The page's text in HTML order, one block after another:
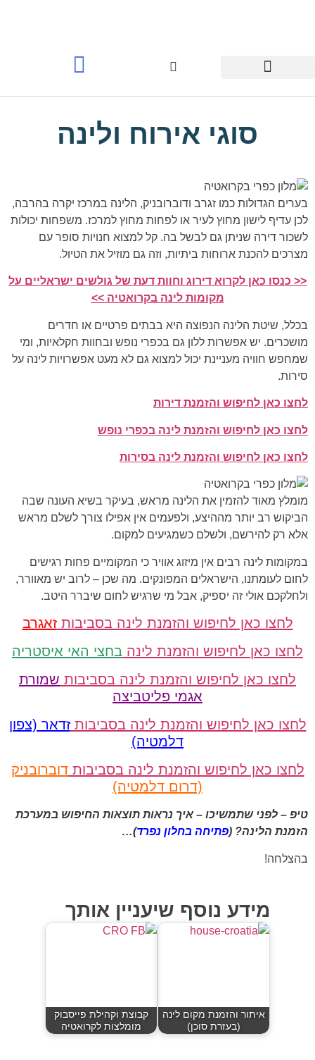
סוגי אירוח ולינה
בערים הגדולות כמו זגרב ודוברובניק, הלינה במרכז יקרה בהרבה,
לכן עדיף לישון מחוץ לעיר או לפחות מחוץ למרכז. משפחות יכולות
לשכור דירה שניתן גם לבשל בה. קל למצוא חנויות סופר עם
מצרכים להכנת ארוחות ביתיות, וזה גם מוזיל את הטיול.
<< כנסו כאן לקרוא דירוג וחוות דעת של גולשים ישראליים על
מקומות לינה בקרואטיה >>
בכלל, שיטת הלינה הנפוצה היא בבתים פרטיים או חדרים
מושכרים. יש אפשרות ללון גם בכפרי נופש ובחוות חקלאיות, ומי
שמחפש חוויה מעניינת יכול למצוא גם לא מעט אפשרויות לינה על
סירות.
לחצו כאן לחיפוש והזמנת דירות
לחצו כאן לחיפוש והזמנת לינה בכפרי נופש
לחצו כאן לחיפוש והזמנת לינה בסירות
מומלץ מאוד להזמין את הלינה מראש, בעיקר בשיא העונה שבה
הביקוש רב יותר מההיצע, ולפעמים אין אפילו צורך לשלם מראש
אלא רק להירשם, ולשלם כשמגיעים למקום.
במקומות לינה רבים אין מיזוג אוויר כי המקומיים פחות רגישים
לחום לעומתנו, הישראלים המפונקים. מה שכן – לרוב יש מאוורר,
ולחלקכם אולי זה יספיק, אבל מי שרגיש לחום שיברר היטב.
לחצו כאן לחיפוש והזמנת לינה בסביבותזאגרב
לחצו כאן לחיפוש והזמנת לינה בחצי האי איסטריה
לחצו כאן לחיפוש והזמנת לינה בסביבות שמורת
אגמי פליטביצה
לחצו כאן לחיפוש והזמנת לינה בסביבותזדאר (צפון
דלמטיה)
לחצו כאן לחיפוש והזמנת לינה בסביבותדוברובניק
(דרום דלמטיה)
טיפ – לפני שתמשיכו – איך נראות תוצאות החיפוש במערכת
הזמנת הלינה? (פתיחה בחלון נפרד)…
בהצלחה!
מידע נוסף שיעניין אותך
איתור והזמנת מקום לינה
(בעזרת סוכן)
קבוצת וקהילת פייסבוק
מומלצות לקרואטיה